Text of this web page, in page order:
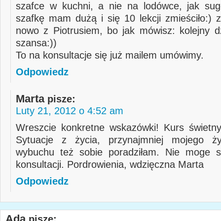
szafce w kuchni, a nie na lodówce, jak
szafkę mam dużą i się 10 lekcji zmieściło:)
nowo z Piotrusiem, bo jak mówisz: kolejny
szansa:))
To na konsultacje się już mailem umówimy.
Odpowiedz
Marta pisze:
Luty 21, 2012 o 4:52 am
Wreszcie konkretne wskazówki! Kurs
Sytuacje z życia, przynajmniej mojego
wybuchu też sobie poradziłam. Nie moge
konsultacji. Pordrowienia, wdzięczna Marta
Odpowiedz